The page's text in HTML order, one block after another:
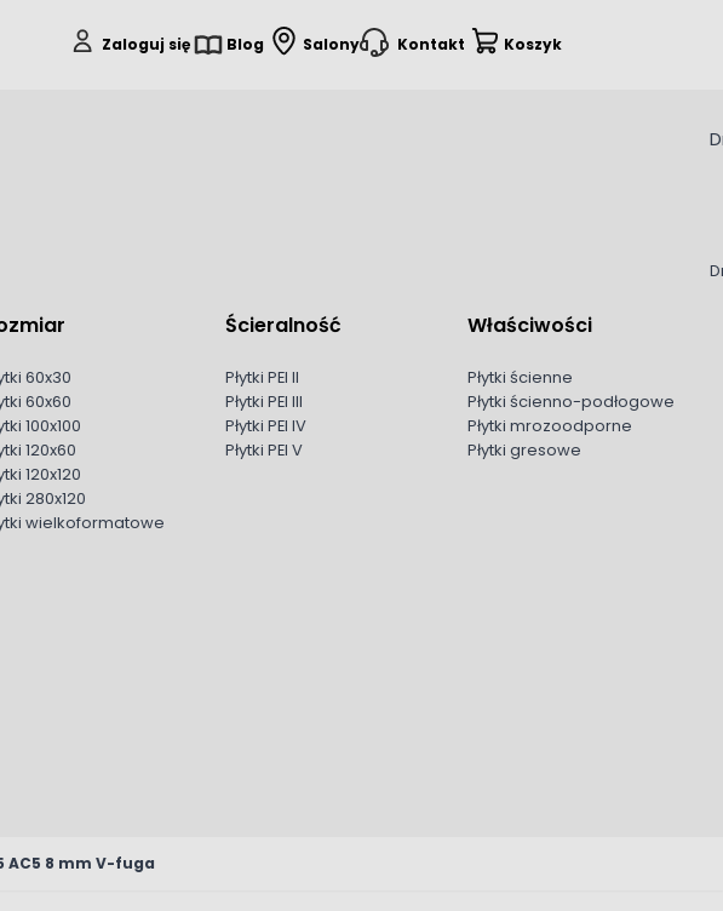
Zaloguj się Blog Salony Kontakt Koszyk
60x30
60x60
100x100
120x60
120x120
280x120
wielkoformatowe
Ścieralność
Płytki PEI II
Płytki PEI III
Płytki PEI IV
Płytki PEI V
Właściwości
Płytki ścienne
Płytki ścienno-podłogowe
Płytki mrozoodporne
Płytki gresowe
AC5 8 mm V-fuga